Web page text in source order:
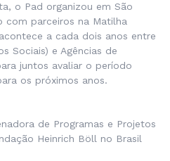
o Pad organizou em São
com parceiros na Matilha
a cada dois anos entre
Sociais) e Agências de
juntos avaliar o período
os próximos anos.
de Programas e Projetos
Heinrich Böll no Brasil